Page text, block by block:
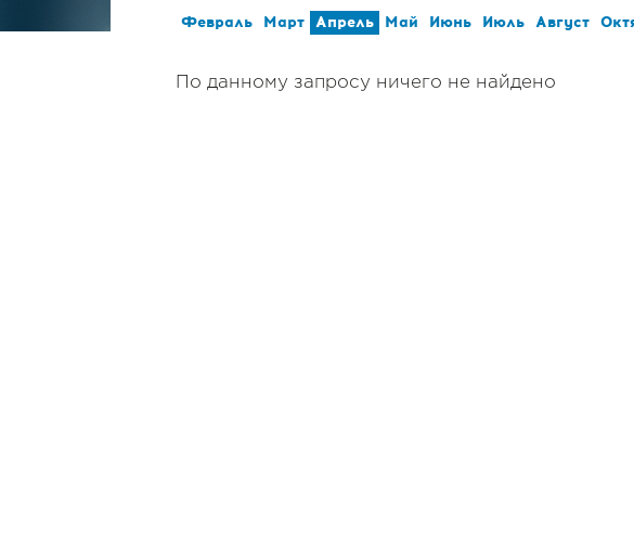
Февраль Март Апрель Май Июнь Июль Август
По данному запросу ничего не найдено